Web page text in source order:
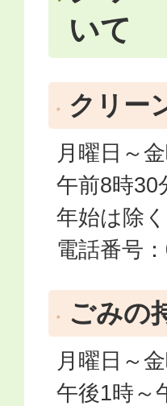
いて
クリー
月曜日～
午前8時30
年始は除く
電話番号
ごみの
月曜日～
午後1時～